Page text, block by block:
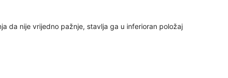
da nije vrijedno pažnje, stavlja ga u inferioran položaj